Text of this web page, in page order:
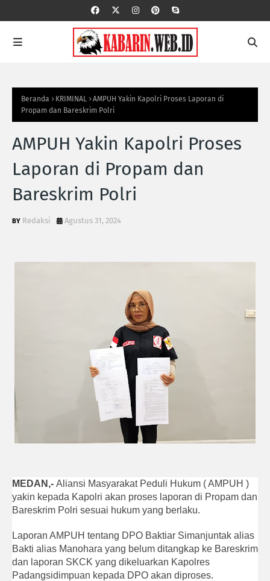
Beranda KRIMINAL
AMPUH Yakin Kapolri Proses Laporan di
Propam dan Bareskrim Polri
AMPUH Yakin Kapolri Proses
Laporan di Propam dan
Bareskrim Polri
Redaksi Agustus 31, 2024
MEDAN,- Aliansi Masyarakat Peduli Hukum ( AMPUH )
yakin kepada Kapolri akan proses laporan di Propam dan
Bareskrim Polri sesuai hukum yang berlaku.
Laporan AMPUH tentang DPO Baktiar Simanjuntak alias
Bakti alias Manohara yang belum ditangkap ke Bareskrim
dan laporan SKCK yang dikeluarkan Kapolres
Padangsidimpuan kepada DPO akan diproses.